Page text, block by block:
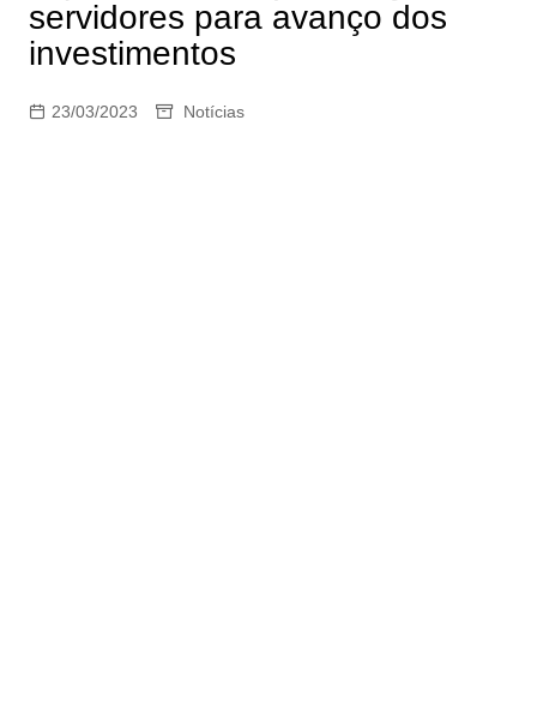
servidores para avanço dos
investimentos
23/03/2023 Notícias